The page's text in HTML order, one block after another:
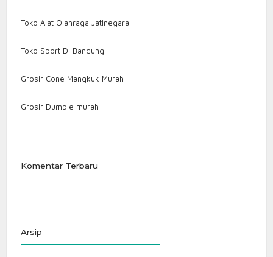
Toko Alat Olahraga Jatinegara
Toko Sport Di Bandung
Grosir Cone Mangkuk Murah
Grosir Dumble murah
Komentar Terbaru
Arsip